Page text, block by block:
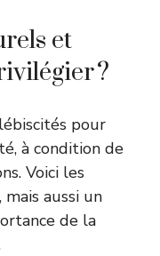
et
?
pour
à condition de
Voici les
aussi un
de la